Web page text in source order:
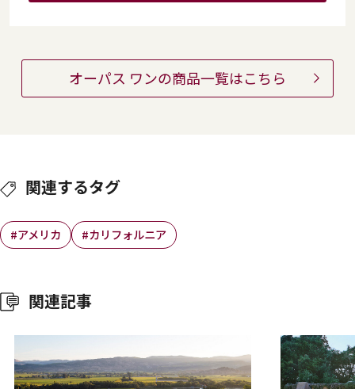
オーパス ワンの商品一覧はこちら
関連するタグ
#アメリカ #カリフォルニア
関連記事